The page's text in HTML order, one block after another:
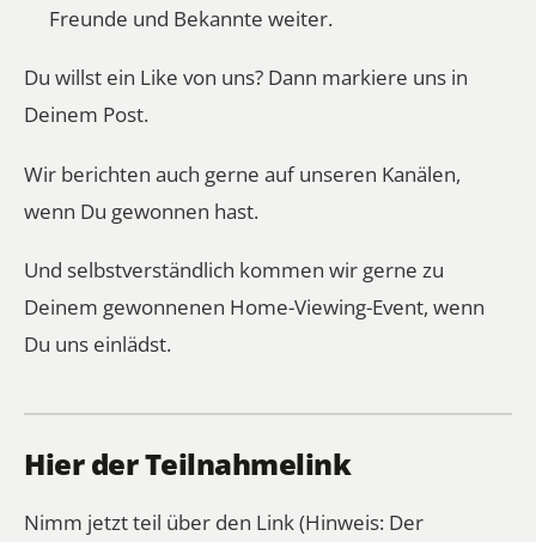
Freunde und Bekannte weiter.
Du willst ein Like von uns? Dann markiere uns in
Deinem Post.
Wir berichten auch gerne auf unseren Kanälen,
wenn Du gewonnen hast.
Und selbstverständlich kommen wir gerne zu
Deinem gewonnenen Home-Viewing-Event, wenn
Du uns einlädst.
Hier der Teilnahmelink
Nimm jetzt teil über den Link (Hinweis: Der